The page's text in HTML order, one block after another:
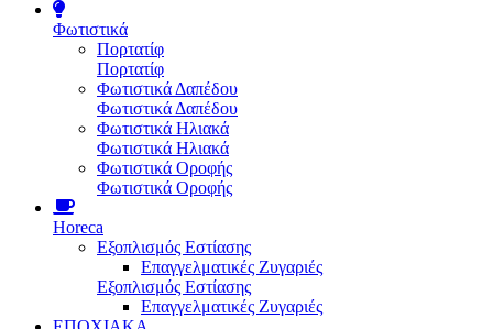
Φωτιστικά
Πορτατίφ
Πορτατίφ
Φωτιστικά Δαπέδου
Φωτιστικά Δαπέδου
Φωτιστικά Ηλιακά
Φωτιστικά Ηλιακά
Φωτιστικά Οροφής
Φωτιστικά Οροφής
Horeca
Εξοπλισμός Εστίασης
Επαγγελματικές Ζυγαριές
Εξοπλισμός Εστίασης
Επαγγελματικές Ζυγαριές